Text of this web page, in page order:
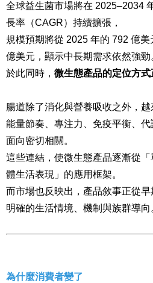
全球益生菌市場將在 2025–2034
長率（CAGR）持續擴張，
規模預期將從 2025 年的 792 億美
億美元，顯示中長期需求依然強勁
於此同時， 微生態產品的定位方式
腸道除了消化與營養吸收之外，
能量節奏、專注力、免疫平衡、
面向密切相關。
這些連結，使微生態產品逐漸從
體生活表現」的應用框架。
而市場也反映出，產品敘事正從
明確的生活情境、機制與族群導向
為什麼消費者變了